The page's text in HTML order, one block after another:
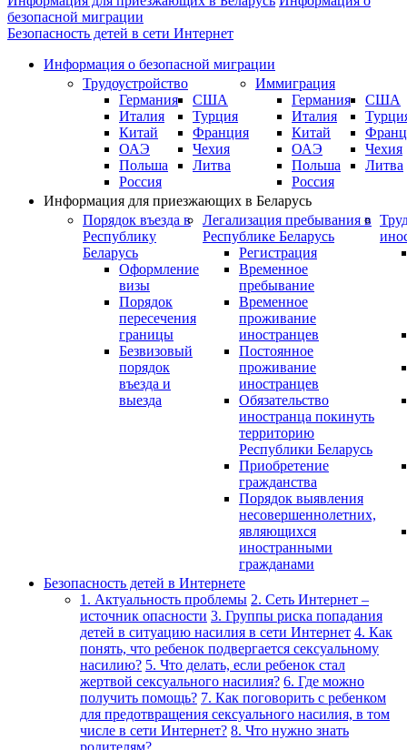
безопасной миграции
Безопасность детей в сети Интернет
Информация о безопасной миграции
Трудоустройство
Германия
Италия
Китай
ОАЭ
Польша
Россия
США
Турция
Франция
Чехия
Литва
Иммиграция
Германия
Италия
Китай
ОАЭ
Польша
Россия
США
Чехия
Литва
Информация для приезжающих в Беларусь
Порядок въезда в
Республику
Беларусь
Оформление
визы
Порядок
пересечения
границы
Безвизовый
порядок
въезда и
выезда
Легализация пребывания в
Республике Беларусь
Регистрация
Временное
пребывание
Временное
проживание
иностранцев
Постоянное
проживание
иностранцев
Обязательство
иностранца покинуть
территорию
Республики Беларусь
Приобретение
гражданства
Порядок выявления
несовершеннолетних,
являющихся
иностранными
гражданами
Безопасность детей в Интернете
1. Актуальность проблемы 2. Сеть Интернет –
источник опасности 3. Группы риска попадания
детей в ситуацию насилия в сети Интернет 4. Как
понять, что ребенок подвергается сексуальному
насилию? 5. Что делать, если ребенок стал
жертвой сексуального насилия? 6. Где можно
получить помощь? 7. Как поговорить с ребенком
для предотвращения сексуального насилия, в том
числе в сети Интернет? 8. Что нужно знать
родителям?